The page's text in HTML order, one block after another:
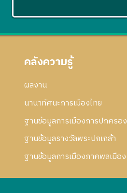
คลังความรู้
ผลงาน
นานาทัศนะการเมืองไทย
ฐานข้อมูลการเมืองการปกครอง
ฐานข้อมูลรางวัลพระปกเกล้า
ฐานข้อมูลการเมืองภาคพลเมือง